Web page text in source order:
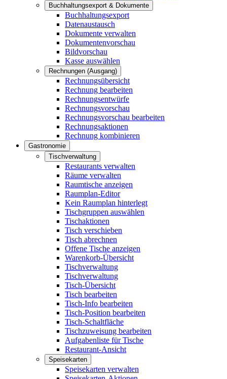
Buchhaltungsexport & Dokumente
Buchhaltungsexport
Datenaustausch
Dokumente verwalten
Dokumentenvorschau
Bildvorschau
Kasse auswählen
Rechnungen (Ausgang)
Rechnungsübersicht
Rechnung bearbeiten
Rechnungsentwürfe
Rechnungsvorschau
Rechnungsvorschau bearbeiten
Rechnungsaktionen
Rechnung kombinieren
Gastronomie
Tischverwaltung
Restaurants verwalten
Räume verwalten
Raumtische anzeigen
Raumplan-Editor
Kein Raumplan hinterlegt
Tischgruppen auswählen
Tischaktionen
Tisch verschieben
Tisch abrechnen
Offene Tische anzeigen
Warenkorb-Übersicht
Tischverwaltung
Tischverwaltung
Tisch-Übersicht
Tisch bearbeiten
Tisch-Info bearbeiten
Tisch-Position bearbeiten
Tisch-Schaltfläche
Tischzuweisung bearbeiten
Aufgabenliste für Tische
Restaurant-Ansicht
Speisekarten
Speisekarten verwalten